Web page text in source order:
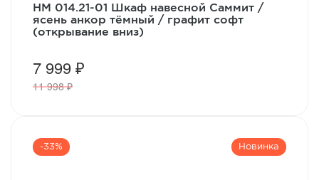
НМ 014.21-01 Шкаф навесной Саммит /
ясень анкор тёмный / графит софт
(открывание вниз)
7 999 ₽
11 998 ₽
-33% Новинка